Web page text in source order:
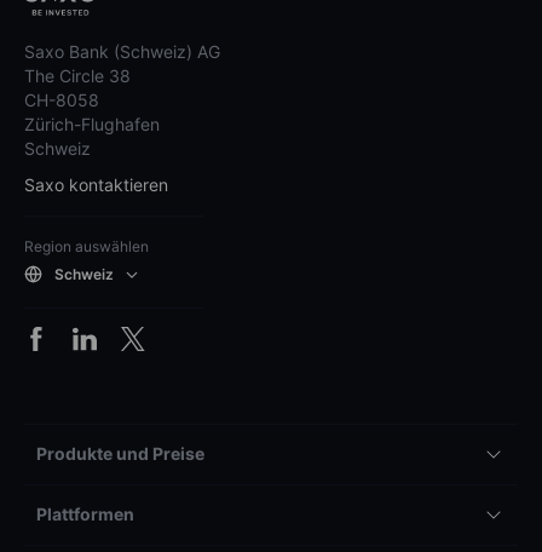
Saxo Bank (Schweiz) AG
The Circle 38
CH-8058
Zürich-Flughafen
Schweiz
Saxo kontaktieren
Region auswählen
Schweiz
Produkte und Preise
Plattformen